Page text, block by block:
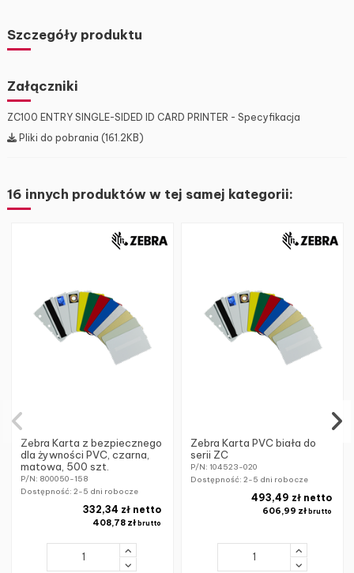
Szczegóły produktu
Załączniki
ZC100 ENTRY SINGLE-SIDED ID CARD PRINTER - Specyfikacja
Pliki do pobrania (161.2KB)
16 innych produktów w tej samej kategorii:
Zebra Karta z bezpiecznego
dla żywności PVC, czarna,
matowa, 500 szt.
P/N: 800050-158
Dostępność: 2-5 dni robocze
408,78 złbrutto
332,34 zł netto
Zebra Karta PVC biała do
serii ZC
P/N: 104523-020
Dostępność:2-5 dni robocze
606,99 zł brutto
493,49 zł netto